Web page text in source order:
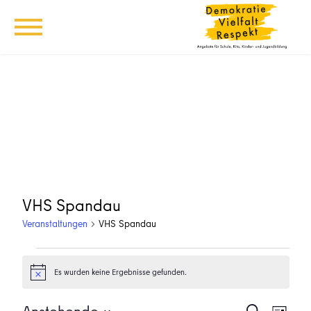
VHS Spandau
Veranstaltungen VHS Spandau
Veranstaltungen
HinweisEs wurden keine Ergebnisse gefunden.